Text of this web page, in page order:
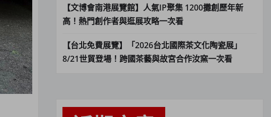
【文博會南港展覽館】人氣IP聚集 1200攤創歷年新
高！熱門創作者與逛展攻略一次看
【台北免費展覽】「2026台北國際茶文化陶瓷展」
8/21世貿登場！跨國茶藝與故宮合作汝窯一次看